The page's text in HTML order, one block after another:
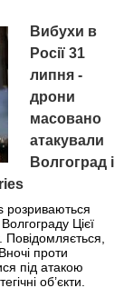
Вибухи в
Росії 31
липня -
дрони
масовано
атакували
Волгоград і
розриваються
Цієї
Повідомляється,
проти
під атакою
об’єкти.